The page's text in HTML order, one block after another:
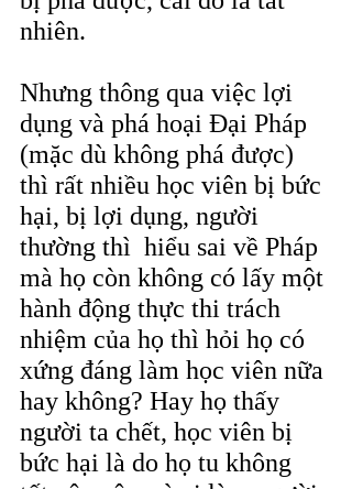
nhiên.
Nhưng thông qua việc lợi
dụng và phá hoại Đại Pháp
(mặc dù không phá được)
thì rất nhiều học viên bị bức
hại, bị lợi dụng, người
thường thì  hiểu sai về Pháp
mà họ còn không có lấy một
hành động thực thi trách
nhiệm của họ thì hỏi họ có
xứng đáng làm học viên nữa
hay không? Hay họ thấy
người ta chết, học viên bị
bức hại là do họ tu không